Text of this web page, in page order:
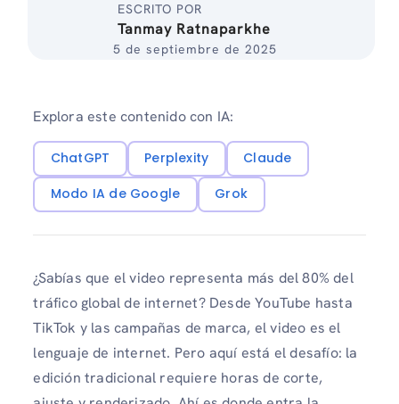
ESCRITO POR
Tanmay Ratnaparkhe
5 de septiembre de 2025
Explora este contenido con IA:
ChatGPT Perplexity
Claude
Modo IA de Google
Grok
¿Sabías que el video representa más del 80% del
tráfico global de internet? Desde YouTube hasta
TikTok y las campañas de marca, el video es el
lenguaje de internet. Pero aquí está el desafío: la
edición tradicional requiere horas de corte,